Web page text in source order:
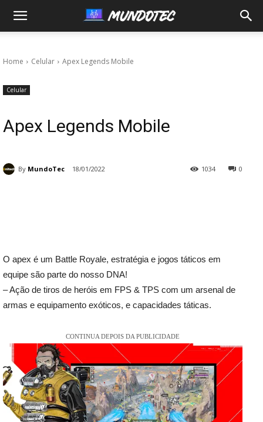
MundoTec
Home Celular Apex Legends Mobile
Celular
Apex Legends Mobile
By MundoTec 18/01/2022 0
1034
O apex é um Battle Royale, estratégia e jogos táticos em
equipe são parte do nosso DNA!
– Ação de tiros de heróis em FPS & TPS com um arsenal de
armas e equipamento exóticos, e capacidades táticas.
CONTINUA DEPOIS DA PUBLICIDADE